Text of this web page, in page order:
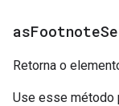
asFootnote
Retorna o
Use esse método